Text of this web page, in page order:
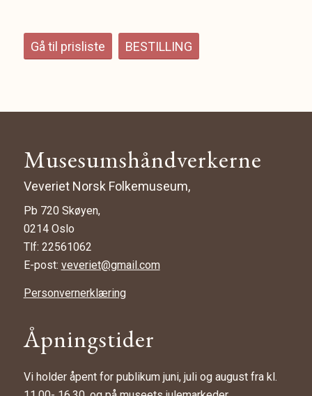
Gå til prisliste BESTILLING
Musesumshåndverkerne
Veveriet Norsk Folkemuseum,
Pb 720 Skøyen,
0214 Oslo
Tlf: 22561062
E-post: veveriet@gmail.com
Personvernerklæring
Åpningstider
Vi holder åpent for publikum juni, juli og august fra kl.